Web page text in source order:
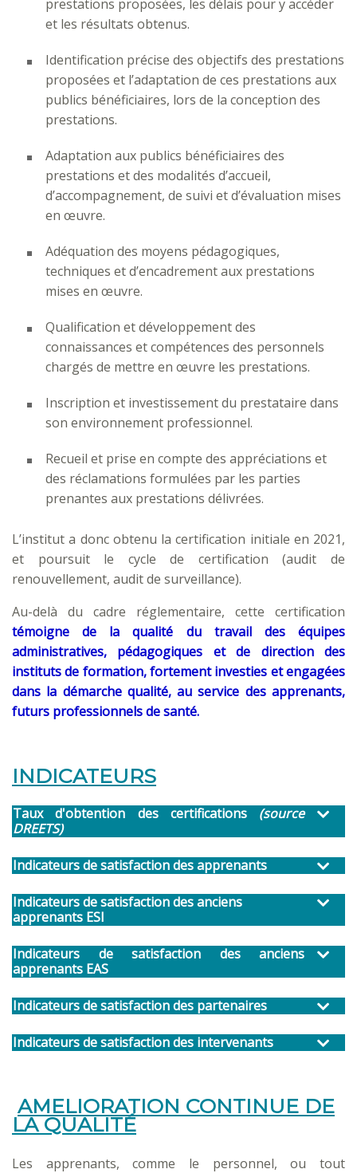
prestations proposées, les délais pour y accéder
et les résultats obtenus.
Identification précise des objectifs des prestations
proposées et l’adaptation de ces prestations aux
publics bénéficiaires, lors de la conception des
prestations.
Adaptation aux publics bénéficiaires des
prestations et des modalités d’accueil,
d’accompagnement, de suivi et d’évaluation mises
en œuvre.
Adéquation des moyens pédagogiques,
techniques et d’encadrement aux prestations
mises en œuvre.
Qualification et développement des
connaissances et compétences des personnels
chargés de mettre en œuvre les prestations.
Inscription et investissement du prestataire dans
son environnement professionnel.
Recueil et prise en compte des appréciations et
des réclamations formulées par les parties
prenantes aux prestations délivrées.
L’institut a donc obtenu la certification initiale en 2021,
et poursuit le cycle de certification (audit de
renouvellement, audit de surveillance).
Au-delà du cadre réglementaire, cette certification
témoigne de la qualité du travail des équipes
administratives, pédagogiques et de direction des
instituts de formation, fortement investies et engagées
dans la démarche qualité, au service des apprenants,
futurs professionnels de santé.
INDICATEURS
Taux d'obtention des certifications (source
DREETS)
Indicateurs de satisfaction des apprenants
Indicateurs de satisfaction des anciens
apprenants ESI
Indicateurs de satisfaction des anciens
apprenants EAS
Indicateurs de satisfaction des partenaires
Indicateurs de satisfaction des intervenants
AMELIORATION CONTINUE DE
LA QUALITÉ
Les apprenants, comme le personnel, ou tout